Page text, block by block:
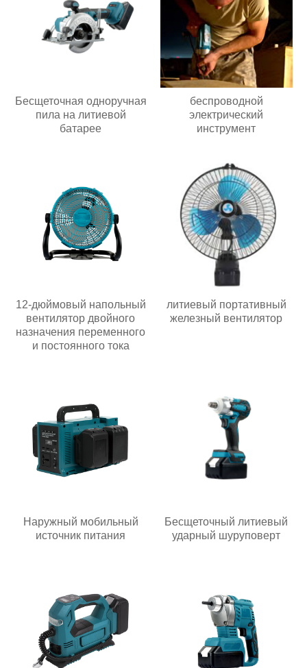
Бесщеточная одноручная
пила на литиевой
батарее
беспроводной
электрический
инструмент
12-дюймовый напольный
вентилятор двойного
назначения переменного
и постоянного тока
литиевый портативный
железный вентилятор
Наружный мобильный
источник питания
Бесщеточный литиевый
ударный шуруповерт